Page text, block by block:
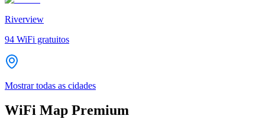
Riverview
94 WiFi gratuitos
Mostrar todas as cidades
WiFi Map Premium